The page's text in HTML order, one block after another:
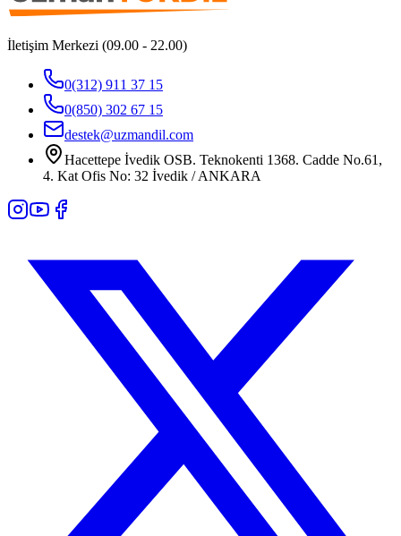
İletişim Merkezi (09.00 - 22.00)
0(312) 911 37 15
0(850) 302 67 15
destek@uzmandil.com
Hacettepe İvedik OSB. Teknokenti 1368. Cadde No.61,
4. Kat Ofis No: 32 İvedik / ANKARA